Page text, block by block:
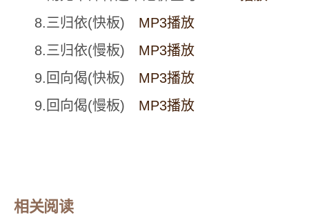
8.三归依(快板) MP3播放
8.三归依(慢板) MP3播放
9.回向偈(快板) MP3播放
9.回向偈(慢板) MP3播放
相关阅读